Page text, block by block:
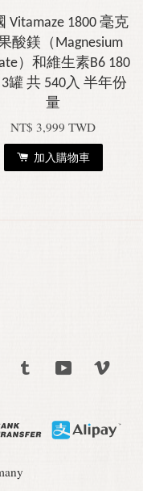
Vitamaze 1800 毫克
酸鎂（Magnesium
）和維生素B6 180
罐 共 540入 半年份
量
NT$ 3,999 TWD
加入購物車
Instagram Tumblr YouTube